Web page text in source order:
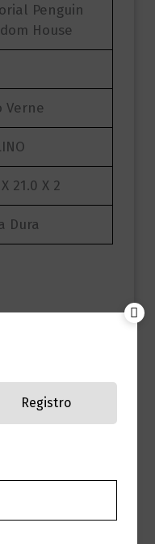
Penguin
House
Verne
21.0 X 2
Dura
hacer
Registro